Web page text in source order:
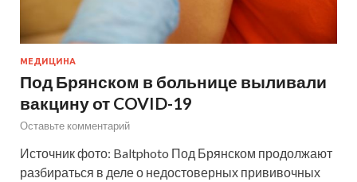
МЕДИЦИНА
Под Брянском в больнице выливали
вакцину от COVID-19
Оставьте комментарий
Источник фото: Baltphoto Под Брянском продолжают
разбираться в деле о недостоверных прививочных